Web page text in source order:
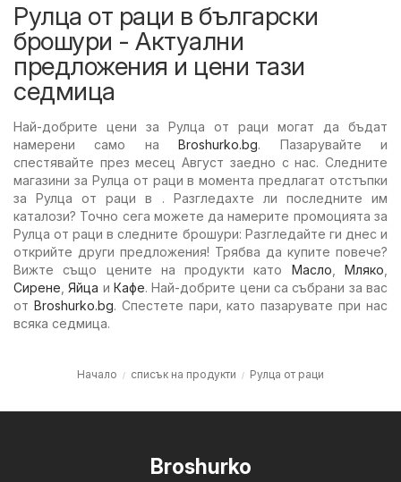
Рулца от раци в български
брошури - Актуални
предложения и цени тази
седмица
Най-добрите цени за Рулца от раци могат да бъдат
намерени само наBroshurko.bg. Пазарувайте и
спестявайте през месец Август заедно с нас. Следните
магазини за Рулца от раци в момента предлагат отстъпки
за Рулца от раци в . Разгледахте ли последните им
каталози? Точно сега можете да намерите промоцията за
Рулца от раци в следните брошури: Разгледайте ги днес и
открийте други предложения! Трябва да купите повече?
Вижте също цените на продукти като Масло ,Мляко
Сирене ,Яйца иКафе. Най-добрите цени са събрани за вас
от Broshurko.bg. Спестете пари, като пазарувате при нас
всяка седмица.
Начало списък на продукти Рулца от раци
Broshurko